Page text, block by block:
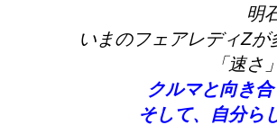
明
いまのフェアレディZ
「速さ
クルマと向き
そして、自分ら